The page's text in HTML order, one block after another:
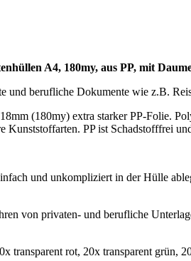
A4, 180my, aus PP, mit
berufliche Dokumente wie z.B.
(180my) extra starker PP-Folie.
Kunststoffarten. PP ist Schadstofffrei
und unkompliziert in der Hülle
von privaten- und berufliche
rot, 20x transparent grün,